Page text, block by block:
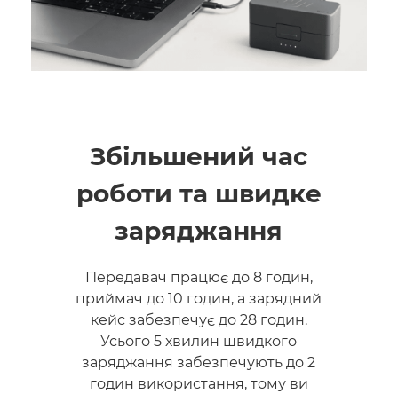
Збільшений час
роботи та швидке
заряджання
Передавач працює до 8 годин,
приймач до 10 годин, а зарядний
кейс забезпечує до 28 годин.
Усього 5 хвилин швидкого
заряджання забезпечують до 2
годин використання, тому ви